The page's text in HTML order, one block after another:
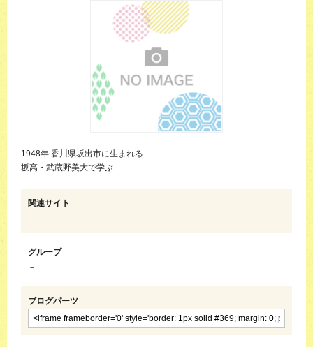
1948年 香川県坂出市に生まれる
坂高・武蔵野美大で学ぶ
関連サイト
－
グループ
－
ブログパーツ